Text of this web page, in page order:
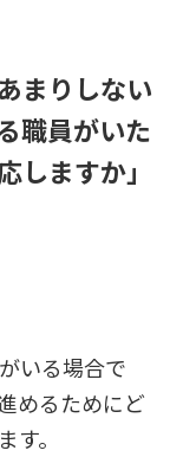
まりしない
職員がいた
しますか」
いる場合で
めるためにど
。